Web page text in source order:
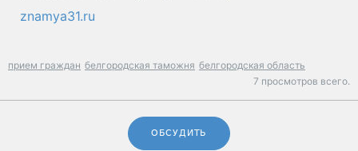
znamya31.ru
прием граждан белгородская таможня белгородская область
7 просмотров всего.
ОБСУДИТЬ